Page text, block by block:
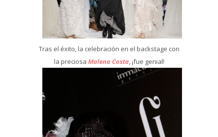
Tras el éxito, la celebración en el backstage con
la preciosa Malena Costa, ¡fue genial!